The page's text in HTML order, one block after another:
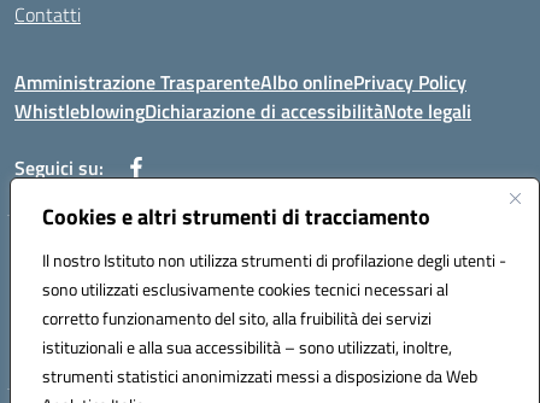
Cookies e altri strumenti di tracciamento
Il nostro Istituto non utilizza strumenti di profilazione degli utenti -
sono utilizzati esclusivamente cookies tecnici necessari al
corretto funzionamento del sito, alla fruibilità dei servizi
istituzionali e alla sua accessibilità – sono utilizzati, inoltre,
strumenti statistici anonimizzati messi a disposizione da Web
Contatti
Amministrazione TrasparenteAlbo onlinePrivacy Policy
WhistleblowingDichiarazione di accessibilitàNote legali
Seguici su:
Telefono: 0881814875
Mail: fgic86100g@istruzione.it PEC: fgic86100g@pec.istruzione.it
Codice univoco ufficio: UF0Y26 Codice IPA: istsc_fgic86100g
Codice meccanografico: FGIC86100G
Codice fiscale: 80030630711